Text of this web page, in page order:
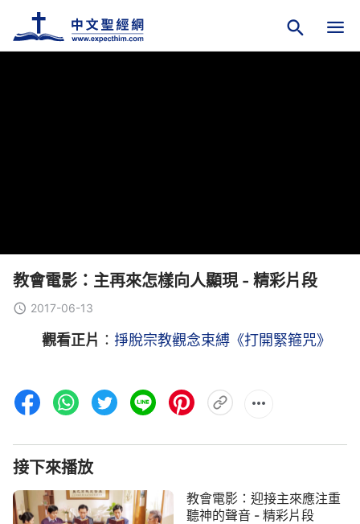
教會電影：主再來怎樣向人顯現 - 精彩片段
2017-06-13
觀看正片 ： 掙脫宗教觀念束縛《打開緊箍咒》
接下來播放
教會電影：迎接主來應注重
聽神的聲音 - 精彩片段